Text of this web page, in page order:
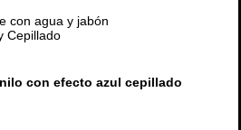
con agua y jabón
Cepillado
con efecto azul cepillado